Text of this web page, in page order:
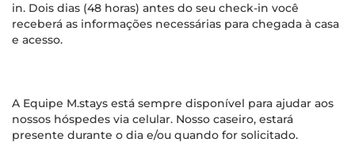
in. Dois dias (48 horas) antes do seu check-in você
receberá as informações necessárias para chegada à casa
e acesso.
A Equipe M.stays está sempre disponível para ajudar aos
nossos hóspedes via celular. Nosso caseiro, estará
presente durante o dia e/ou quando for solicitado.